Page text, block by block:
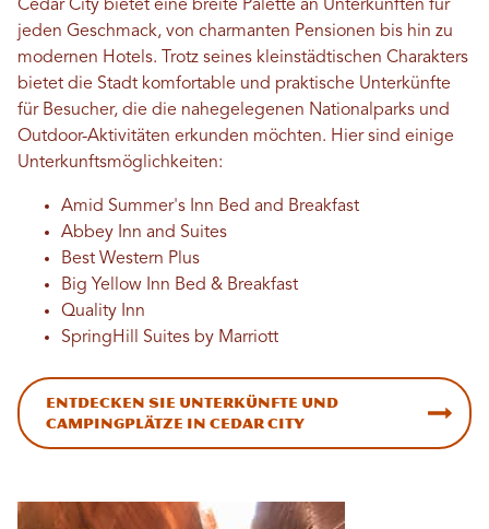
Cedar City bietet eine breite Palette an Unterkünften für
jeden Geschmack, von charmanten Pensionen bis hin zu
modernen Hotels. Trotz seines kleinstädtischen Charakters
bietet die Stadt komfortable und praktische Unterkünfte
für Besucher, die die nahegelegenen Nationalparks und
Outdoor-Aktivitäten erkunden möchten. Hier sind einige
Unterkunftsmöglichkeiten:
Amid Summer's Inn Bed and Breakfast
Abbey Inn and Suites
Best Western Plus
Big Yellow Inn Bed & Breakfast
Quality Inn
SpringHill Suites by Marriott
Entdecken Sie Unterkünfte und
Campingplätze in Cedar City